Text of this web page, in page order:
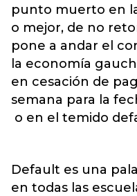
punto muerto en
o mejor, de no
pone a andar el
la economía
en cesación de
semana para la
o en el temido
Default es una
en todas las